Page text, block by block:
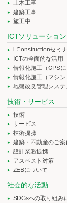
土木工事
建築工事
施工中
ICTソリューション
i-Constructionセミ
ICTの全面的な活用
情報化施工（GPS
情報化施工（マシン
地盤改良管理システ
技術・サービス
技術
サービス
技術提携
建築・不動産のご案
設計業務提携
アスベスト対策
ZEBについて
社会的な活動
SDGsへの取り組み